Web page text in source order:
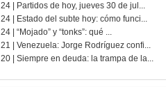
24 | Partidos de hoy, jueves 30 de jul...
24 | Estado del subte hoy: cómo funci...
24 | “Mojado” y “tonks”: qué ...
21 | Venezuela: Jorge Rodríguez confi...
20 | Siempre en deuda: la trampa de la...